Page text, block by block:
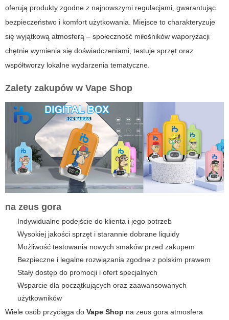
oferują produkty zgodne z najnowszymi regulacjami, gwarantując
bezpieczeństwo i komfort użytkowania. Miejsce to charakteryzuje
się wyjątkową atmosferą – społeczność miłośników waporyzacji
chętnie wymienia się doświadczeniami, testuje sprzęt oraz
współtworzy lokalne wydarzenia tematyczne.
Zalety zakupów w Vape Shop
na zeus gora
Indywidualne podejście do klienta i jego potrzeb
Wysokiej jakości sprzęt i starannie dobrane liquidy
Możliwość testowania nowych smaków przed zakupem
Bezpieczne i legalne rozwiązania zgodne z polskim prawem
Stały dostęp do promocji i ofert specjalnych
Wsparcie dla początkujących oraz zaawansowanych
użytkowników
Wiele osób przyciąga do Vape Shop na zeus gora atmosfera